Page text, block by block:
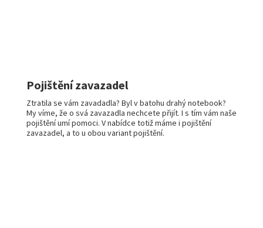
Pojištění zavazadel
Ztratila se vám zavadadla? Byl v batohu drahý notebook?
My víme, že o svá zavazadla nechcete přijít. I s tím vám naše
pojištění umí pomoci. V nabídce totiž máme i pojištění
zavazadel, a to u obou variant pojištění.